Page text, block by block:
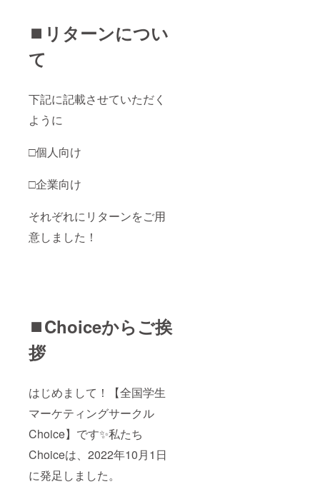
⏹️リターンについ
て
下記に記載させていただく
ように
□個人向け
□企業向け
それぞれにリターンをご用
意しました！
⏹️Choiceからご挨
拶
はじめまして！【全国学生
マーケティングサークル
Choice】です✨私たち
Choiceは、2022年10月1日
に発足しました。